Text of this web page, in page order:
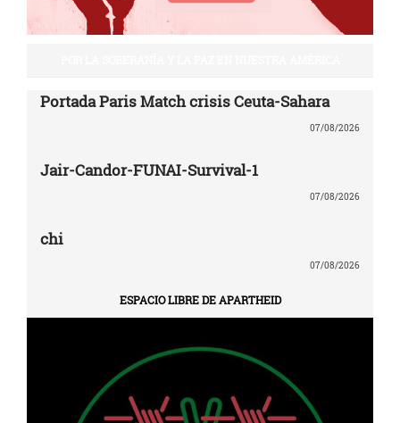
Portada Paris Match crisis Ceuta-Sahara
07/08/2026
Jair-Candor-FUNAI-Survival-1
07/08/2026
chi
07/08/2026
ESPACIO LIBRE DE APARTHEID